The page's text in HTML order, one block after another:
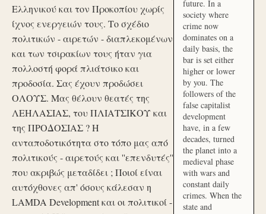
Ελληνικού και τον Προκοπίου χωρίς
ίχνος ενεργειών τους. Το σχέδιο
πολιτικών - αιρετών - διαπλεκομένων
και των τσιρακίων τους ήταν για
πολλοστή φορά πλιάτσικο και
προδοσία. Σας έχουν προδώσει
ΟΛΟΥΣ. Μας θέλουν θεατές της
ΛΕΗΛΑΣΙΑΣ, του ΠΛΙΑΤΣΙΚΟΥ και
της ΠΡΟΔΟΣΙΑΣ ? Η
ανταποδοτικότητα στο τόπο μας από
πολιτικούς - αιρετούς και ''επενδυτές''
που ακριβώς μεταδίδει ; Ποιοί είναι
αυτόχθονες απ' όσους κάλεσαν η
LAMDA Development και οι πολιτικοί -
future. In a
society where
crime now
dominates on a
daily basis, the
bar is set either
higher or lower
by you. The
followers of the
false capitalist
development
have, in a few
decades, turned
the planet into a
medieval phase
with wars and
constant daily
crimes. When the
state and